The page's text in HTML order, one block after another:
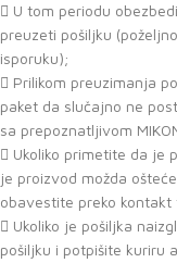
U tom periodu
preuzeti pošiljku
isporuku);
Prilikom preuzimanja
paket da slučajno ne
sa prepoznatljivom
Ukoliko primetite da je
je proizvod možda
obavestite preko kontakt
Ukoliko je pošiljka
pošiljku i potpišite kuriru